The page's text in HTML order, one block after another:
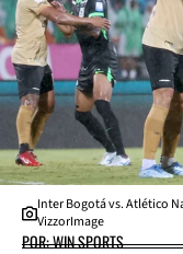
Inter Bogotá vs. Atlético
VizzorImage
POR: WIN SPORTS